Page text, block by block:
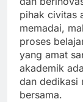
pihak civitas
memadai,
proses
yang amat
akademik
dan dedikasi
bersama.